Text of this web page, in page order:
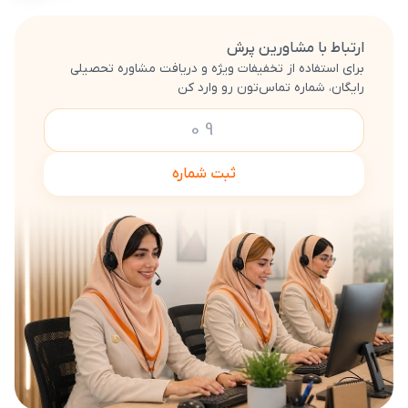
ارتباط با مشاورین پرش
برای استفاده از تخفیفات ویژه و دریافت مشاوره تحصیلی
رایگان، شماره تماس‌تون رو وارد کن
ثبت شماره